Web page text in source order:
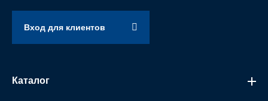
Вход для клиентов
Каталог